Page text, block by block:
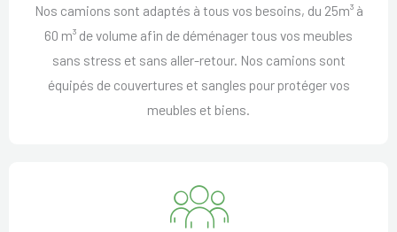
Nos camions sont adaptés à tous vos besoins, du 25m³ à
60 m³ de volume afin de déménager tous vos meubles
sans stress et sans aller-retour. Nos camions sont
équipés de couvertures et sangles pour protéger vos
meubles et biens.